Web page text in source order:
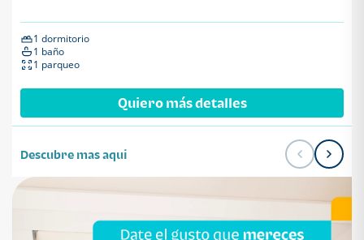
1 dormitorio
1 baño
1 parqueo
Quiero más detalles
Descubre mas aqui